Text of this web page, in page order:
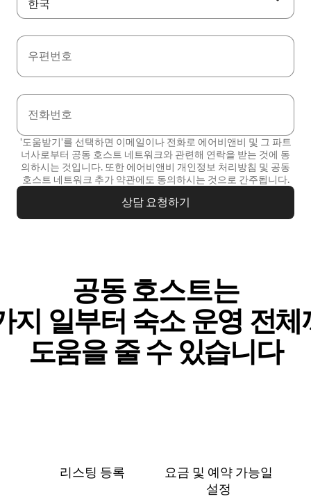
한국
우편번호
전화번호
'도움받기'를 선택하면 이메일이나 전화로 에어비앤비 및 그 파트
너사로부터 공동 호스트 네트워크와 관련해 연락을 받는 것에 동
의하시는 것입니다. 또한 에어비앤비 개인정보 처리방침 및 공동
호스트 네트워크 추가 약관에도 동의하시는 것으로 간주됩니다.
상담 요청하기
공동 호스트는
지 일⁠부⁠터 숙⁠소 운⁠영 전⁠체⁠
도⁠움⁠을 줄 수 있⁠습⁠니⁠다
리스팅 등록
요금 및 예⁠약 가⁠능⁠일
설⁠정